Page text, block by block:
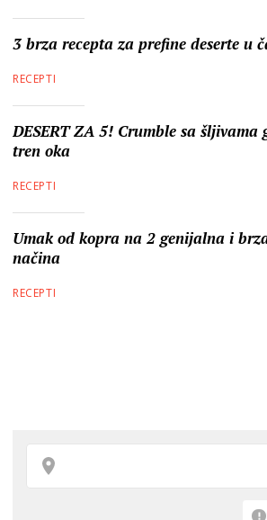
3 brza recepta za prefine deserte u
RECEPTI
DESERT ZA 5! Crumble sa šljivama
tren oka
RECEPTI
Umak od kopra na 2 genijalna i
načina
RECEPTI